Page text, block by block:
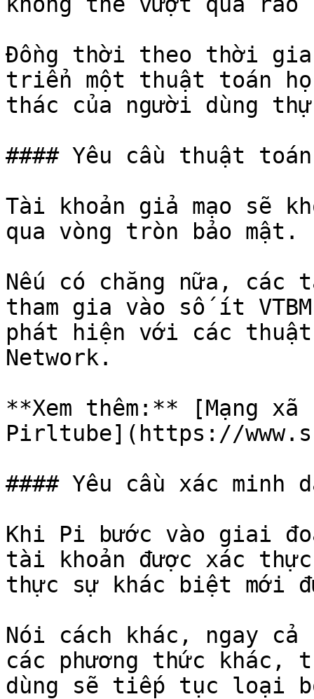
Đồng thời theo thời
triển một thuật toán
thác của người dùng
#### Yêu cầu thuật
Tài khoản giả mạo sẽ
qua vòng tròn bảo mật.
Nếu có chăng nữa,
tham gia vào số ít
phát hiện với các
Network.
**Xem thêm:** [Mạng
Pirltube](https://
#### Yêu cầu xác minh
Khi Pi bước vào giai
tài khoản được xác
thực sự khác biệt mới
Nói cách khác, ngay
các phương thức
dùng sẽ tiếp tục loại